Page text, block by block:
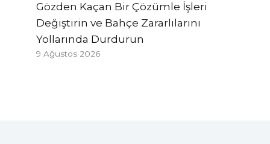
Gözden Kaçan Bir Çözümle İşleri
Değiştirin ve Bahçe Zararlılarını
Yollarında Durdurun
9 Ağustos 2026